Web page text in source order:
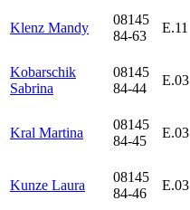
Klenz Mandy
08145
84-63
E.11
Kobarschik
Sabrina
08145
84-44
E.03
Kral Martina
08145
84-45
E.03
Kunze Laura
08145
84-46
E.03